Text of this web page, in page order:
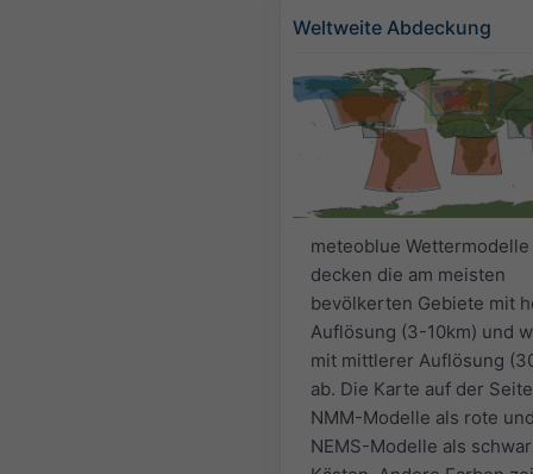
Weltweite Abdeckung
meteoblue Wettermodelle
decken die am meisten
bevölkerten Gebiete mit
Auflösung (3-10km) und
mit mittlerer Auflösung
ab. Die Karte auf der
NMM-Modelle als rote
NEMS-Modelle als